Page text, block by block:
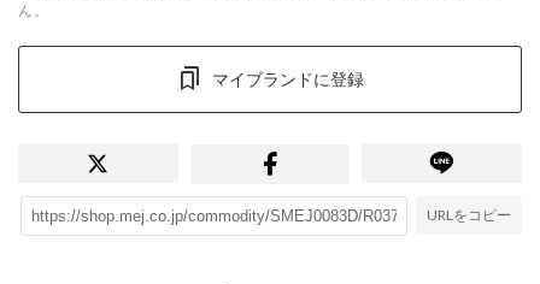
ん。
マイブランドに登録
URLをコピー